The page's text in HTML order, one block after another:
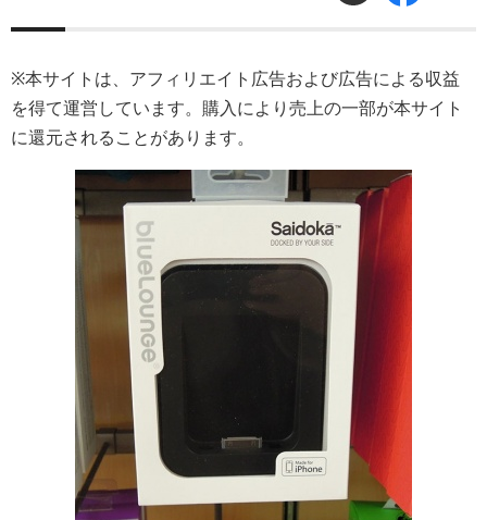
※本サイトは、アフィリエイト広告および広告による収益
を得て運営しています。購入により売上の一部が本サイト
に還元されることがあります。